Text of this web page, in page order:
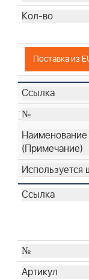
Поставка из